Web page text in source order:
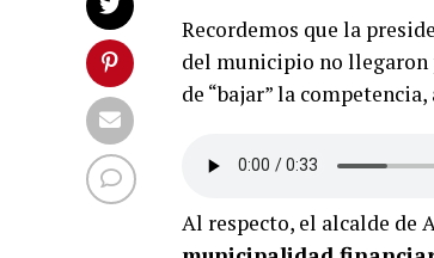
Recordemos que la
del municipio no llegaron
de “bajar” la
Al respecto, el alcalde de